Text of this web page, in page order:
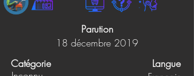
Parution
18 décembre 2019
Catégorie
Langue